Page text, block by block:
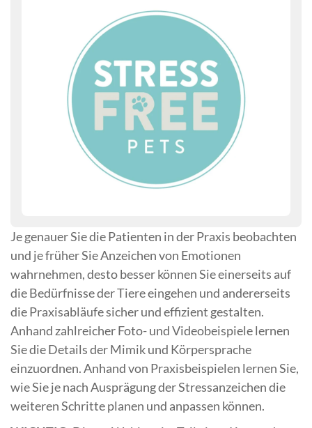
Je genauer Sie die Patienten in der Praxis beobachten
und je früher Sie Anzeichen von Emotionen
wahrnehmen, desto besser können Sie einerseits auf
die Bedürfnisse der Tiere eingehen und andererseits
die Praxisabläufe sicher und effizient gestalten.
Anhand zahlreicher Foto- und Videobeispiele lernen
Sie die Details der Mimik und Körpersprache
einzuordnen. Anhand von Praxisbeispielen lernen Sie,
wie Sie je nach Ausprägung der Stressanzeichen die
weiteren Schritte planen und anpassen können.